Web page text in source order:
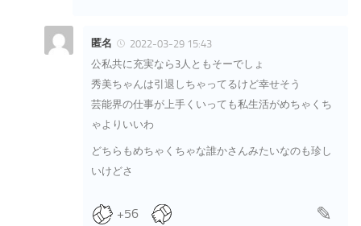
匿名
2022-03-29 15:43
公私共に充実なら3人ともそーでしょ
秀美ちゃんは引退しちゃってるけど幸せそう
芸能界の仕事が上手くいっても私生活がめちゃくち
ゃよりいいわ
どちらもめちゃくちゃな誰かさんみたいなのも珍し
いけどさ
+56